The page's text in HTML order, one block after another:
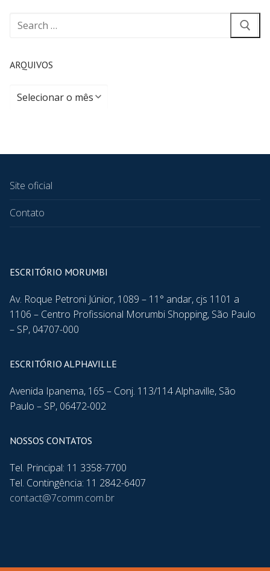
ARQUIVOS
Site oficial
Contato
ESCRITÓRIO MORUMBI
Av. Roque Petroni Júnior, 1089 – 11° andar, cjs 1101 a
1106 – Centro Profissional Morumbi Shopping, São Paulo
– SP, 04707-000
ESCRITÓRIO ALPHAVILLE
Avenida Ipanema, 165 – Conj. 113/114 Alphaville, São
Paulo – SP, 06472-002
NOSSOS CONTATOS
Tel. Principal: 11 3358-7700
Tel. Contingência: 11 2842-6407
contact@7comm.com.br